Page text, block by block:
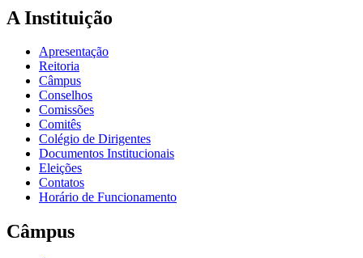
A Instituição
Apresentação
Reitoria
Câmpus
Conselhos
Comissões
Comitês
Colégio de Dirigentes
Documentos Institucionais
Eleições
Contatos
Horário de Funcionamento
Câmpus